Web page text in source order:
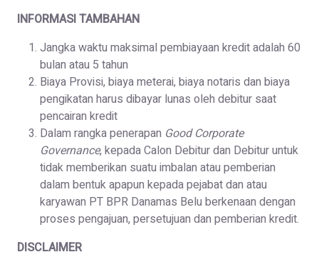
INFORMASI TAMBAHAN
Jangka waktu maksimal pembiayaan kredit adalah 60
bulan atau 5 tahun
Biaya Provisi, biaya meterai, biaya notaris dan biaya
pengikatan harus dibayar lunas oleh debitur saat
pencairan kredit
Dalam rangka penerapan Good Corporate
Governance, kepada Calon Debitur dan Debitur untuk
tidak memberikan suatu imbalan atau pemberian
dalam bentuk apapun kepada pejabat dan atau
karyawan PT BPR Danamas Belu berkenaan dengan
proses pengajuan, persetujuan dan pemberian kredit.
DISCLAIMER